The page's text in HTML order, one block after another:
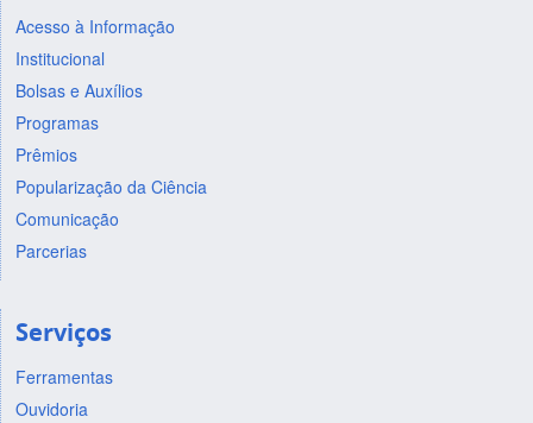
Acesso à Informação
Institucional
Bolsas e Auxílios
Programas
Prêmios
Popularização da Ciência
Comunicação
Parcerias
Serviços
Ferramentas
Ouvidoria